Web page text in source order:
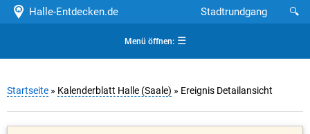
Halle-Entdecken.de 🔍
Stadtrundgang
Menü öffnen:☰
Startseite » Kalenderblatt Halle (Saale) » Ereignis Detailansicht